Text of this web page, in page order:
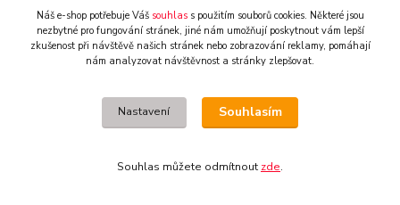
Pístní sada Wössner SUZUKI RM 125 2004-2012
Náš e-shop potřebuje Váš souhlass použitím souborů cookies. Některé jsou
nezbytné pro fungování stránek, jiné nám umožňují poskytnout vám lepší
zkušenost při návštěvě našich stránek nebo zobrazování reklamy, pomáhají
nám analyzovat návštěvnost a stránky zlepšovat.
Nastavení Souhlasím
Souhlas můžete odmítnout zde.